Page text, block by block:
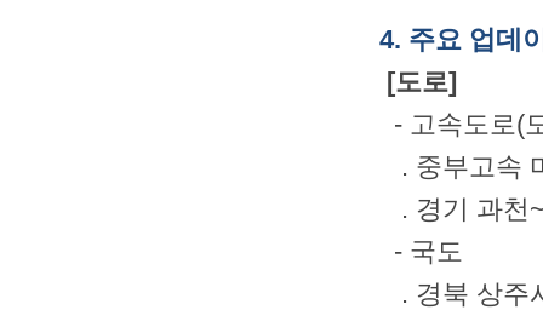
4. 주요 업데
[도로]
- 고속도로(
. 중부고속
. 경기 과천
- 국도
. 경북 상주